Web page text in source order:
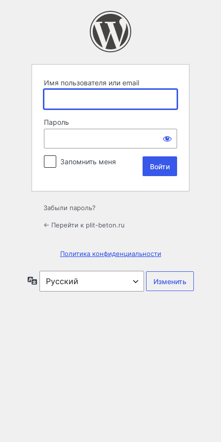
Имя пользователя или email
Пароль
Запомнить меня
Забыли пароль?
← Перейти к plit-beton.ru
Политика конфиденциальности
Язык